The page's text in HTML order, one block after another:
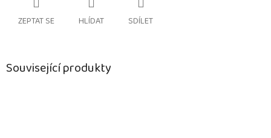
ZEPTAT SE HLÍDAT SDÍLET
Související produkty